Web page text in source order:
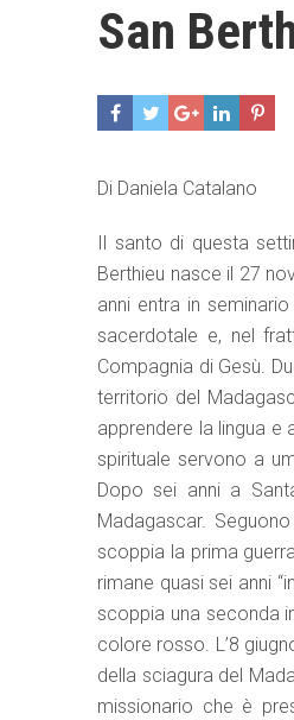
San
Di Daniela Catalano
Il santo di questa
Berthieu nasce il 27
anni entra in
sacerdotale e, nel
Compagnia di Gesù.
territorio del
apprendere la lingua e
spirituale servono a
Dopo sei anni a
Madagascar.
scoppia la prima
rimane quasi sei anni
scoppia una seconda
colore rosso. L’8
della sciagura del
missionario che è